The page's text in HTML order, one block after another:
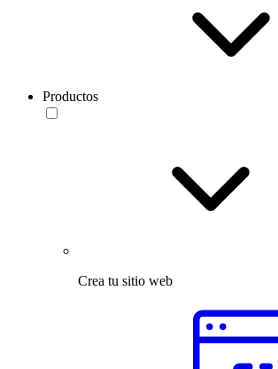
Productos
Crea tu sitio web